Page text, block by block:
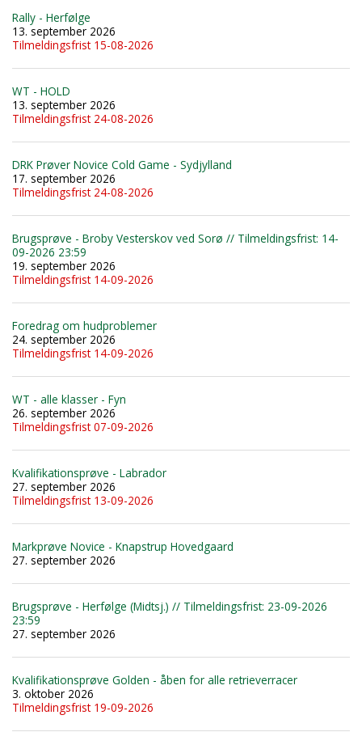
Rally - Herfølge
13. september 2026
Tilmeldingsfrist 15-08-2026
WT - HOLD
13. september 2026
Tilmeldingsfrist 24-08-2026
DRK Prøver Novice Cold Game - Sydjylland
17. september 2026
Tilmeldingsfrist 24-08-2026
Brugsprøve - Broby Vesterskov ved Sorø // Tilmeldingsfrist: 14-
09-2026 23:59
19. september 2026
Tilmeldingsfrist 14-09-2026
Foredrag om hudproblemer
24. september 2026
Tilmeldingsfrist 14-09-2026
WT - alle klasser - Fyn
26. september 2026
Tilmeldingsfrist 07-09-2026
Kvalifikationsprøve - Labrador
27. september 2026
Tilmeldingsfrist 13-09-2026
Markprøve Novice - Knapstrup Hovedgaard
27. september 2026
Brugsprøve - Herfølge (Midtsj.) // Tilmeldingsfrist: 23-09-2026
23:59
27. september 2026
Kvalifikationsprøve Golden - åben for alle retrieverracer
3. oktober 2026
Tilmeldingsfrist 19-09-2026